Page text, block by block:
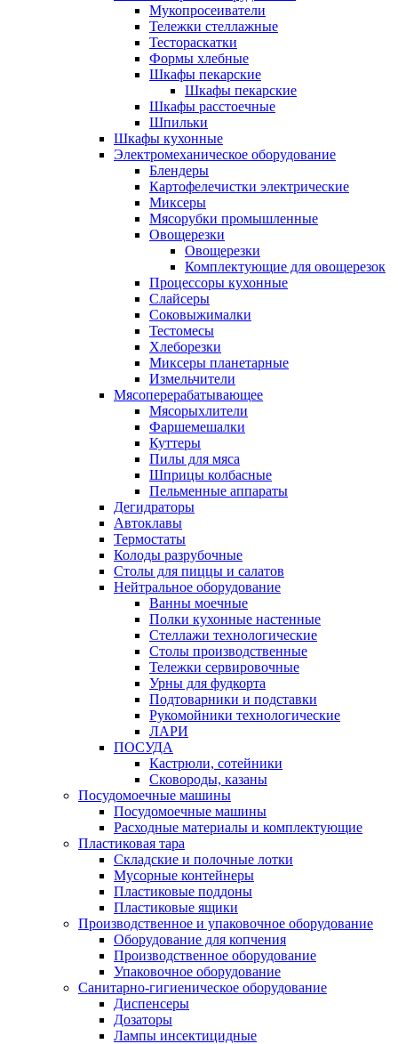
Мукопросеиватели
Тележки стеллажные
Тестораскатки
Формы хлебные
Шкафы пекарские
Шкафы пекарские
Шкафы расстоечные
Шпильки
Шкафы кухонные
Электромеханическое оборудование
Блендеры
Картофелечистки электрические
Миксеры
Мясорубки промышленные
Овощерезки
Овощерезки
Комплектующие для овощерезок
Процессоры кухонные
Слайсеры
Соковыжималки
Тестомесы
Хлеборезки
Миксеры планетарные
Измельчители
Мясоперерабатывающее
Мясорыхлители
Фаршемешалки
Куттеры
Пилы для мяса
Шприцы колбасные
Пельменные аппараты
Дегидраторы
Автоклавы
Термостаты
Колоды разрубочные
Столы для пиццы и салатов
Нейтральное оборудование
Ванны моечные
Полки кухонные настенные
Стеллажи технологические
Столы производственные
Тележки сервировочные
Урны для фудкорта
Подтоварники и подставки
Рукомойники технологические
ЛАРИ
ПОСУДА
Кастрюли, сотейники
Сковороды, казаны
Посудомоечные машины
Посудомоечные машины
Расходные материалы и комплектующие
Пластиковая тара
Складские и полочные лотки
Мусорные контейнеры
Пластиковые поддоны
Пластиковые ящики
Производственное и упаковочное оборудование
Оборудование для копчения
Производственное оборудование
Упаковочное оборудование
Санитарно-гигиеническое оборудование
Диспенсеры
Дозаторы
Лампы инсектицидные